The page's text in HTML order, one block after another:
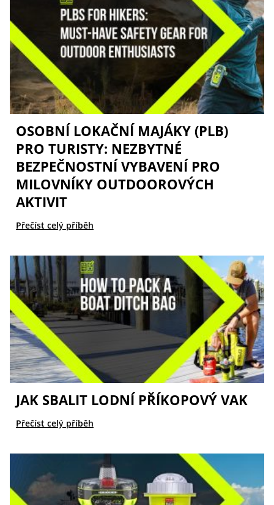
OSOBNÍ LOKAČNÍ MAJÁKY (PLB)
PRO TURISTY: NEZBYTNÉ
BEZPEČNOSTNÍ VYBAVENÍ PRO
MILOVNÍKY OUTDOOROVÝCH
AKTIVIT
Přečíst celý příběh
JAK SBALIT LODNÍ PŘÍKOPOVÝ VAK
Přečíst celý příběh